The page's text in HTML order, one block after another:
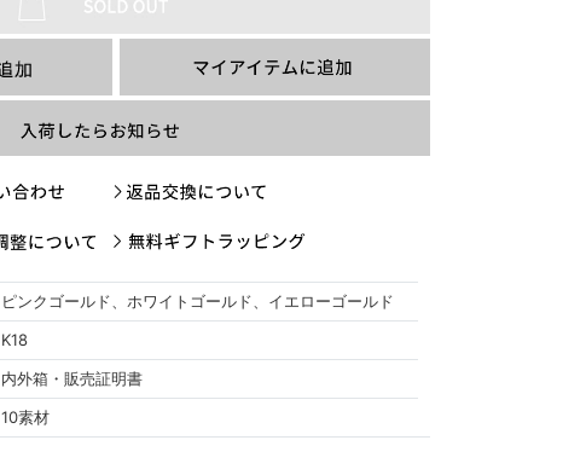
ピンクゴールド、ホワイトゴールド、イエローゴールド
K18
内外箱・販売証明書
10素材